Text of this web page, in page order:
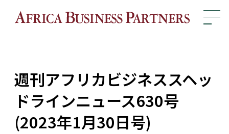
週刊アフリカビジネススヘッ
ドラインニュース630号
(2023年1月30日号)